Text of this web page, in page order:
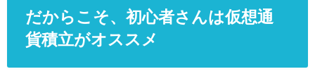
だからこそ、初心者さんは仮想通
貨積立がオススメ